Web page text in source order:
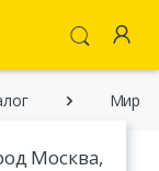
Москва,
Мир